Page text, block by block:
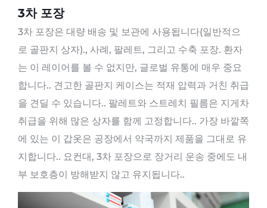
3차 포장
3차 포장은 대량 배송 및 보관에 사용됩니다(일반적으
로 골판지 상자)., 사례, 팔레트, 그리고 수축 포장. 환자
는 이 레이어를 볼 수 없지만, 글로벌 유통에 매우 중요
합니다.. 견고한 골판지 케이스는 적재 압력과 거친 취급
을 견딜 수 있습니다.. 팔레트와 스트레치 필름은 지게차
취급을 위해 많은 상자를 함께 고정합니다.. 가장 바깥쪽
에 있는 이 갑옷은 공장에서 약국까지 제품을 그대로 유
지합니다.. 요컨대, 3차 포장으로 장거리 운송 중에도 내
부 보호층이 방해받지 않고 유지됩니다..